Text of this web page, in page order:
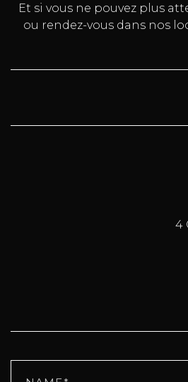
Et si vous ne pouvez plus
ou rendez-vous dans nos
4